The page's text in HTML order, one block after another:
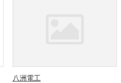
八洲電工